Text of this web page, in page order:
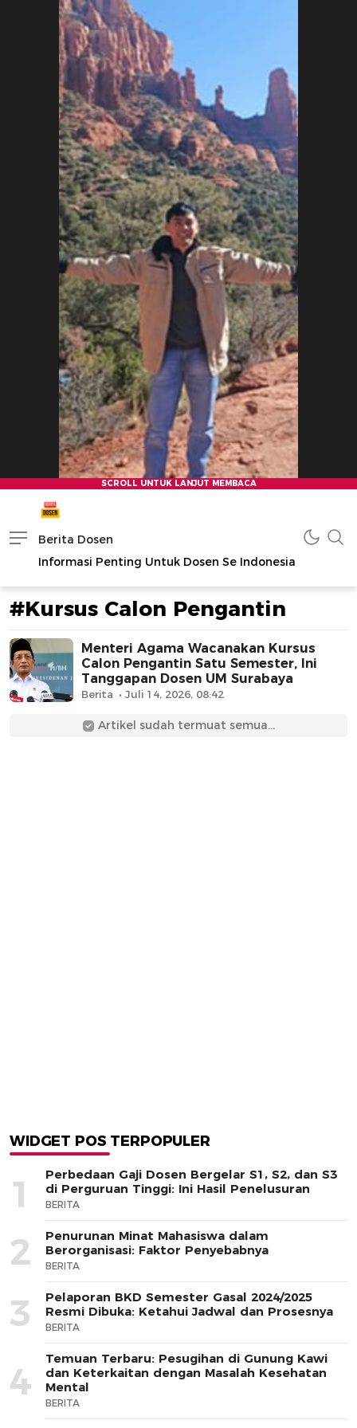
Berita Dosen
Informasi Penting Untuk Dosen Se Indonesia
#Kursus Calon Pengantin
Menteri Agama Wacanakan Kursus
Calon Pengantin Satu Semester, Ini
Tanggapan Dosen UM Surabaya
Berita Juli 14, 2026, 08:42
Artikel sudah termuat semua...
WIDGET POS TERPOPULER
1
Perbedaan Gaji Dosen Bergelar S1, S2, dan S3
di Perguruan Tinggi: Ini Hasil Penelusuran
BERITA
2
Penurunan Minat Mahasiswa dalam
Berorganisasi: Faktor Penyebabnya
BERITA
3
Pelaporan BKD Semester Gasal 2024/2025
Resmi Dibuka: Ketahui Jadwal dan Prosesnya
BERITA
4
Temuan Terbaru: Pesugihan di Gunung Kawi
dan Keterkaitan dengan Masalah Kesehatan
Mental
BERITA